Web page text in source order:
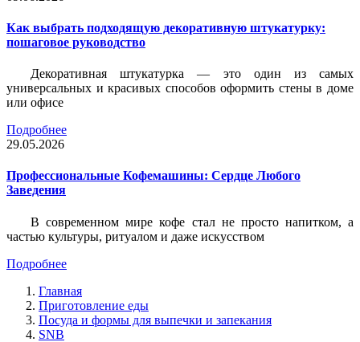
Как выбрать подходящую декоративную штукатурку:
пошаговое руководство
Декоративная штукатурка — это один из самых
универсальных и красивых способов оформить стены в доме
или офисе
Подробнее
29.05.2026
Профессиональные Кофемашины: Сердце Любого
Заведения
В современном мире кофе стал не просто напитком, а
частью культуры, ритуалом и даже искусством
Подробнее
Главная
Приготовление еды
Посуда и формы для выпечки и запекания
SNB